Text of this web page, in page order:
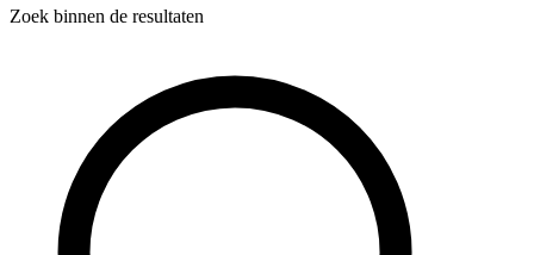
Zoek binnen de resultaten